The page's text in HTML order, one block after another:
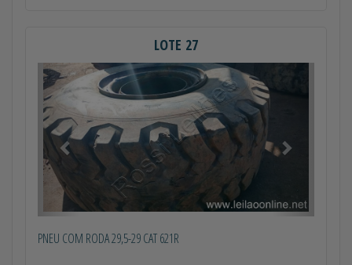
LOTE 27
Anterior Próximo
PNEU COM RODA 29,5-29 CAT 621R